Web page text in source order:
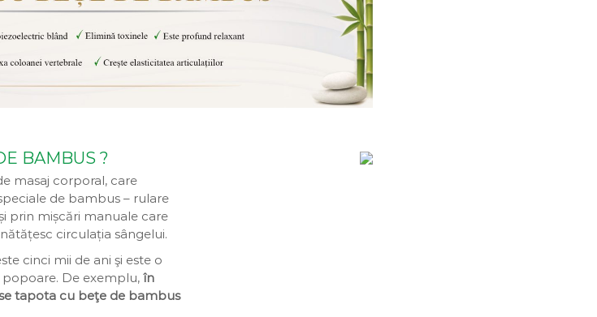
BAMBUS ?
masaj corporal, care
de bambus – rulare
prin mișcări manuale care
circulația sângelui.
cinci mii de ani şi este o
De exemplu, în
tapota cu beţe de bambus